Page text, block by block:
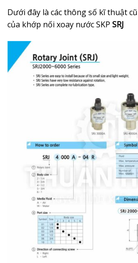
Dưới đây là các thông số kĩ thuật
của khớp nối xoay nước SKP SRJ